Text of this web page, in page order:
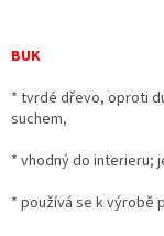
BUK
* tvrdé dřevo, oproti
suchem,
* vhodný do interieru;
* používá se k výrobě